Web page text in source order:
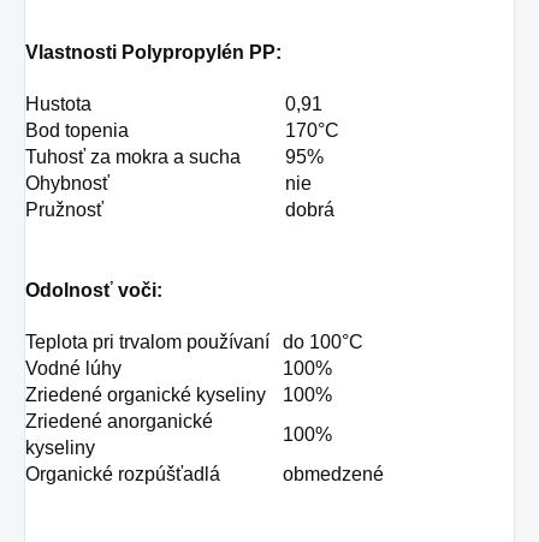
Vlastnosti Polypropylén PP:
Hustota
0,91
Bod topenia
170°C
Tuhosť za mokra a sucha
95%
Ohybnosť
nie
Pružnosť
dobrá
Odolnosť voči:
Teplota pri trvalom používaní
do 100°C
Vodné lúhy
100%
Zriedené organické kyseliny
100%
Zriedené anorganické
kyseliny
100%
Organické rozpúšťadlá
obmedzené